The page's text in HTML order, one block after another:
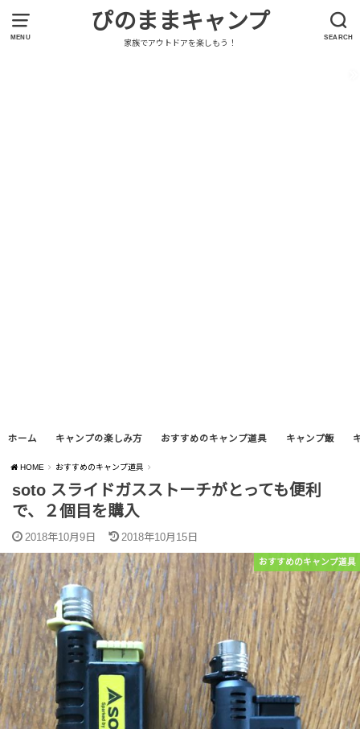
MENU SEARCH
ぴのままキャンプ
家族でアウトドアを楽しもう！
ホーム キャンプの楽しみ方 おすすめのキャンプ道具 キャンプ飯
HOME おすすめのキャンプ道具
soto スライドガスストーチがとっても便利
で、２個目を購入
2018年10月9日 2018年10月15日
おすすめのキャンプ道具